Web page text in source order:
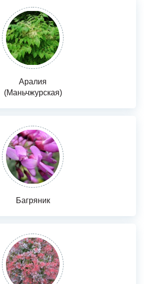
Аралия
(Маньчжурская)
Багряник